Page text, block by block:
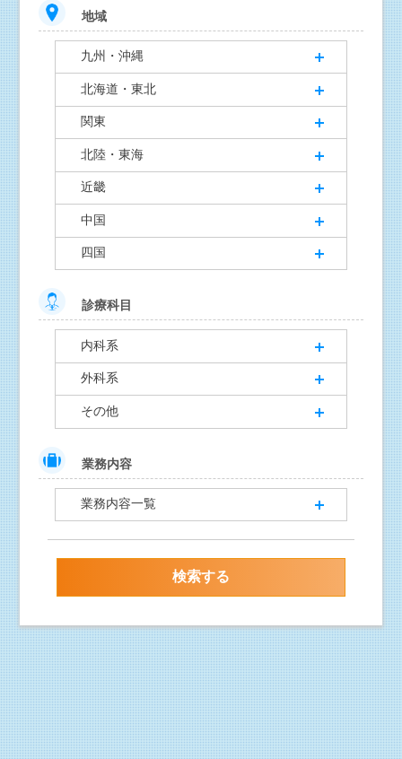
地域
九州・沖縄
北海道・東北
関東
北陸・東海
近畿
中国
四国
診療科目
内科系
外科系
その他
業務内容
業務内容一覧